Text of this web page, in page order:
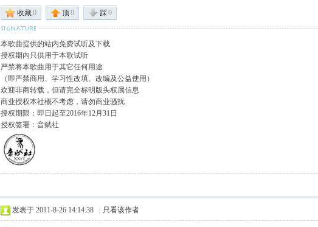
收藏0 顶0 踩0
本歌曲提供的站内免费试听及下载
授权期内只供用于本歌试听
严禁将本歌曲用于其它任何用途
（即严禁商用、学习性改填、改编及公益使用）
欢迎非商转载，但请完全标明版头权属信息
商业授权本社概不考虑，请勿商业骚扰
授权期限：即日起至2016年12月31日
授权签署：音赋社
发表于 2011-8-26 14:14:38 只看该作者